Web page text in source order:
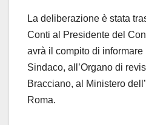
La deliberazione è stata
Conti al Presidente del
avrà il compito di informare
Sindaco, all’Organo di
Bracciano, al Ministero
Roma.